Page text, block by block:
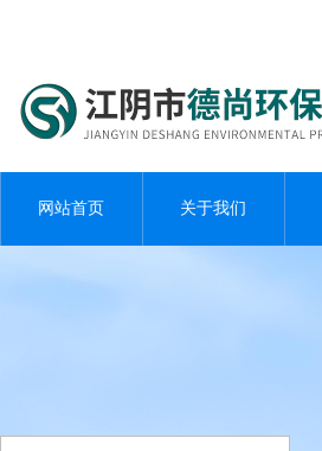
网站首页 关于我们